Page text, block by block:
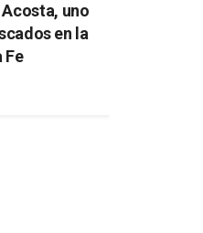
Acosta, uno
en la
Fe